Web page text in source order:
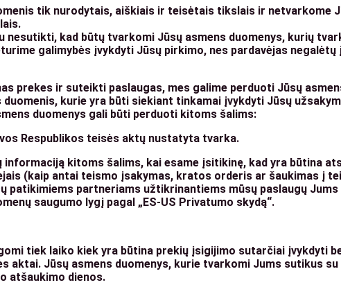
tik nurodytais, aiškiais ir teisėtais tikslais ir netvarkome
kad būtų tvarkomi Jūsų asmens duomenys, kurių
galimybės įvykdyti Jūsų pirkimo, nes pardavėjas
prekes ir suteikti paslaugas, mes galime perduoti Jūsų
kurie yra būti siekiant tinkamai įvykdyti Jūsų
duomenys gali būti perduoti kitoms šalims:
Respublikos teisės aktų nustatyta tvarka.
kitoms šalims, kai esame įsitikinę, kad yra būtina
(kaip antai teismo įsakymas, kratos orderis ar šaukimas į
patikimiems partneriams užtikrinantiems mūsų paslaugų
saugumo lygį pagal „ES-US Privatumo skydą“.
tiek laiko kiek yra būtina prekių įsigijimo sutarčiai įvykdyti
aktai. Jūsų asmens duomenys, kurie tvarkomi Jums sutikus
atšaukimo dienos.